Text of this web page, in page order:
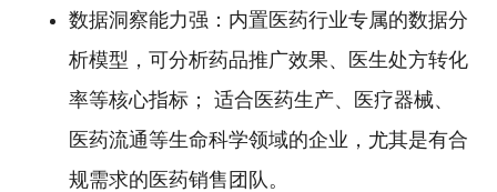
数据洞察能力强：内置医药行业专属的数据分
析模型，可分析药品推广效果、医生处方转化
率等核心指标； 适合医药生产、医疗器械、
医药流通等生命科学领域的企业，尤其是有合
规需求的医药销售团队。